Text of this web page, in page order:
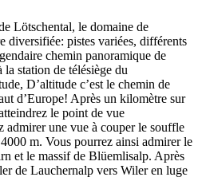
Lötschental, le domaine de
diversifiée: pistes variées, différents
chemin panoramique de
station de télésiège du
D’altitude c’est le chemin de
d’Europe! Après un kilomètre sur
le point de vue
admirer une vue à couper le souffle
m. Vous pourrez ainsi admirer le
et le massif de Blüemlisalp. Après
de Lauchernalp vers Wiler en luge